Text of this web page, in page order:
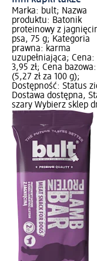
Marka: bult; Nazwa
produktu: Batonik
proteinowy z
psa, 75 g; Kategoria
prawna: karma
uzupełniająca; Cena:
3,95 zł; Cena
(5,27 zł za 100 g);
Dostępność: Status
Dostawa dostępna,
szary Wybierz sklep